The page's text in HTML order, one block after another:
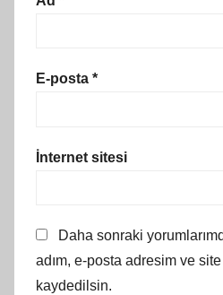
E-posta *
İnternet sitesi
Daha sonraki
adım, e-posta adresim ve
kaydedilsin.